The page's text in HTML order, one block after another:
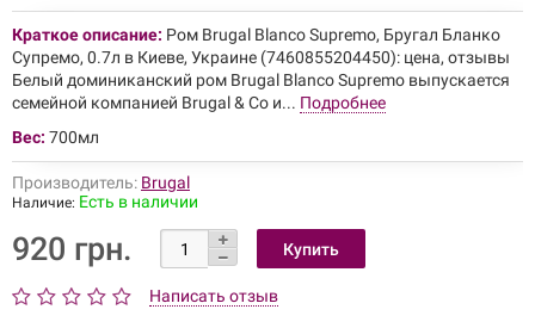
Краткое описание: Ром Brugal Blanco Supremo, Бругал Бланко
Супремо, 0.7л в Киеве, Украине (7460855204450): цена, отзывы
Белый доминиканский ром Brugal Blanco Supremo выпускается
семейной компанией Brugal & Co и... Подробнее
Вес: 700мл
Производитель: Brugal
Наличие: Есть в наличии
920 грн.
Написать отзыв